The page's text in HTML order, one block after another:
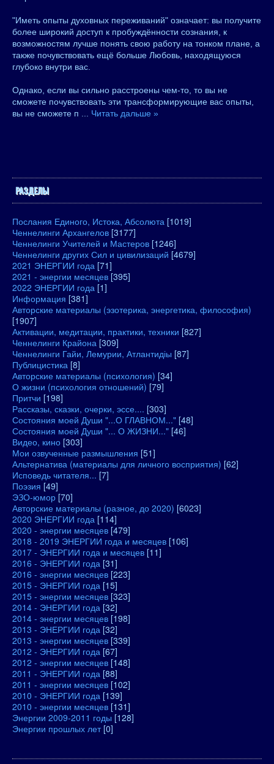
"Иметь опыты духовных переживаний" означает: вы получите
более широкий доступ к пробуждённости сознания, к
возможностям лучше понять свою работу на тонком плане, а
также почувствовать ещё больше Любовь, находящуюся
глубоко внутри вас.
Однако, если вы сильно расстроены чем-то, то вы не
сможете почувствовать эти трансформирующие вас опыты,
вы не сможете п
Читать дальше »
РАЗДЕЛЫ
Послания Единого, Истока, Абсолюта [1019]
Ченнелинги Архангелов [3177]
Ченнелинги Учителей и Мастеров [1246]
Ченнелинги других Сил и цивилизаций [4679]
2021 ЭНЕРГИИ года [71]
2021 - энергии месяцев [395]
2022 ЭНЕРГИИ года [1]
Информация [381]
Авторские материалы (эзотерика, энергетика, философия)
[1907]
Активации, медитации, практики, техники [827]
Ченнелинги Крайона [309]
Ченнелинги Гайи, Лемурии, Атлантидіы [87]
Публицистика [8]
Авторские материалы (психология) [34]
О жизни (психология отношений) [79]
Притчи [198]
Рассказы, сказки, очерки, эссе.... [303]
Состояния моей Души "...О ГЛАВНОМ..." [48]
Состояния моей Души "... О ЖИЗНИ..." [46]
Видео, кино [303]
Мои озвученные размышления [51]
Альтернатива (материалы для личного восприятия) [62]
Исповедь читателя... [7]
Поэзия [49]
ЭЗО-юмор [70]
Авторские материалы (разное, до 2020) [6023]
2020 ЭНЕРГИИ года [114]
2020 - энергии месяцев [479]
2018 - 2019 ЭНЕРГИИ года и месяцев [106]
2017 - ЭНЕРГИИ года и месяцев [11]
2016 - ЭНЕРГИИ года [31]
2016 - энергии месяцев [223]
2015 - ЭНЕРГИИ года [15]
2015 - энергии месяцев [323]
2014 - ЭНЕРГИИ года [32]
2014 - энергии месяцев [198]
2013 - ЭНЕРГИИ года [32]
2013 - энергии месяцев [339]
2012 - ЭНЕРГИИ года [67]
2012 - энергии месяцев [148]
2011 - ЭНЕРГИИ года [88]
2011 - энергии месяцев [102]
2010 - ЭНЕРГИИ года [139]
2010 - энергии месяцев [131]
Энергии 2009-2011 годы [128]
Энергии прошлых лет [0]